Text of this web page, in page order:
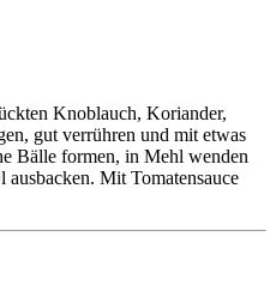
Knoblauch, Koriander,
gut verrühren und mit etwas
Bälle formen, in Mehl wenden
ausbacken. Mit Tomatensauce